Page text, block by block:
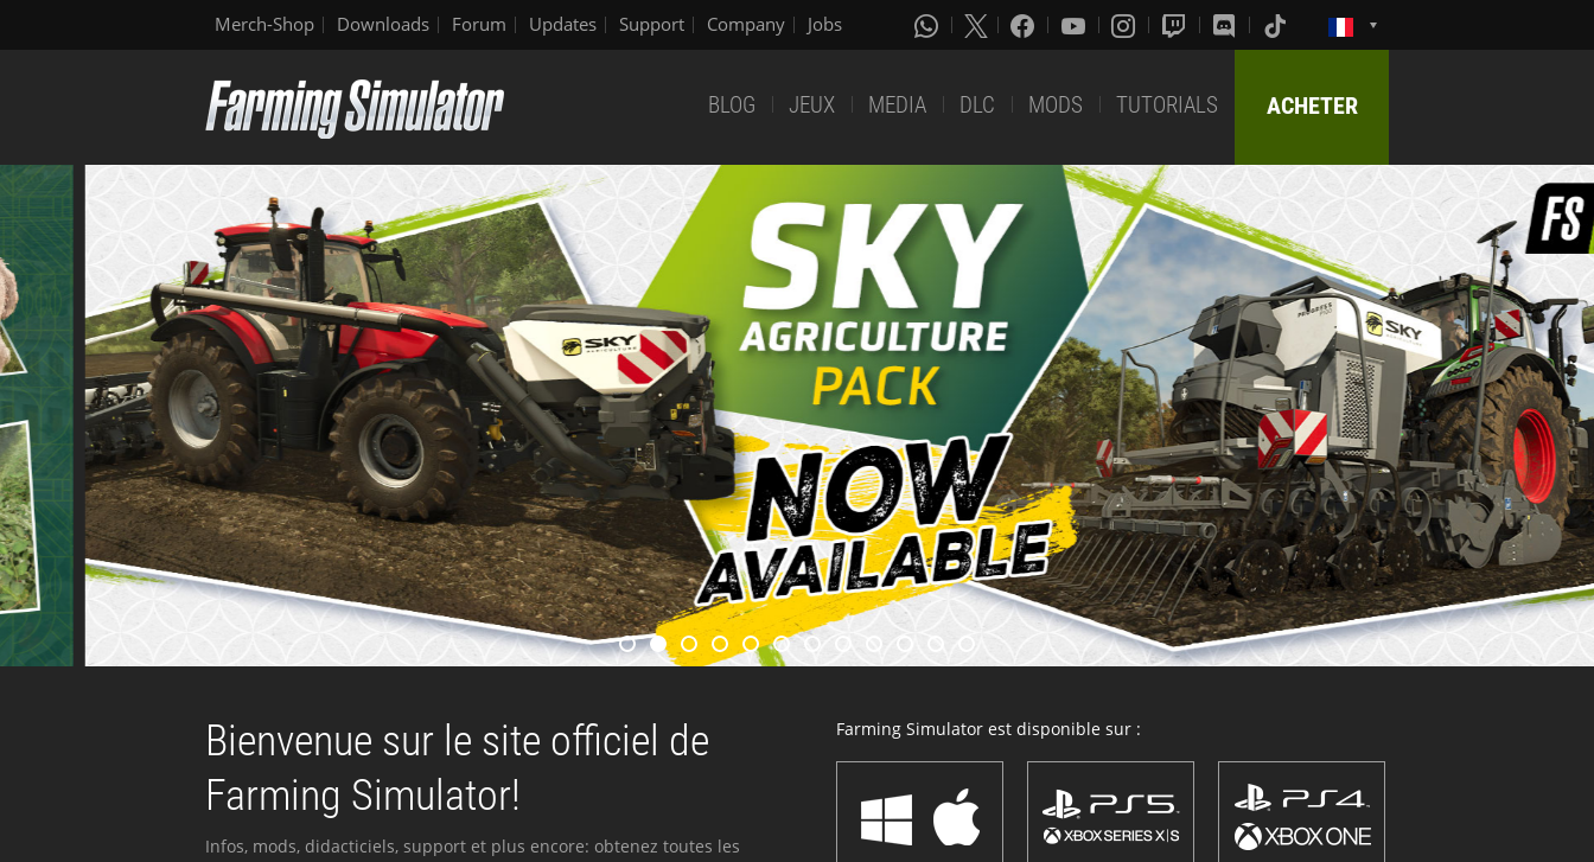
Merch-Shop Downloads Forum Updates Support Company Jobs
BLOG JEUX MEDIA DLC MODS TUTORIALS ACHETER
Bienvenue sur le site officiel de
Farming Simulator!
Infos, mods, didacticiels, support et plus encore: obtenez toutes les
Farming Simulator est disponible sur :